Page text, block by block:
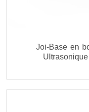
Joi-Base en